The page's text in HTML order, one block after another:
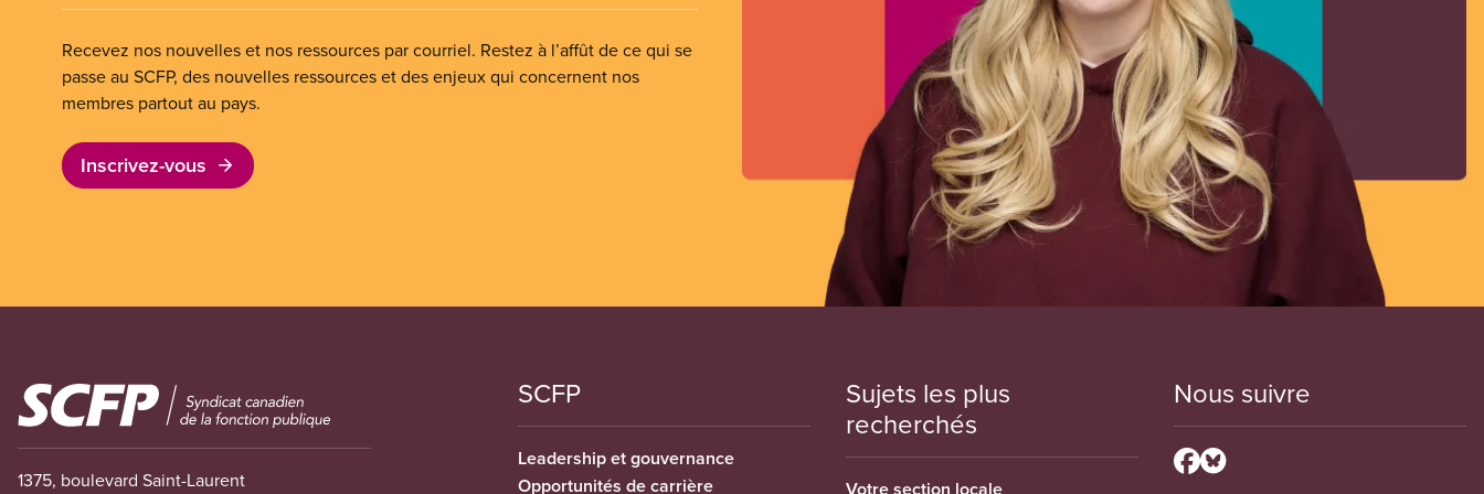
Recevez nos nouvelles et nos ressources par courriel. Restez à l’affût de ce qui se
passe au SCFP, des nouvelles ressources et des enjeux qui concernent nos
membres partout au pays.
Inscrivez-vous
Image
1375, boulevard Saint-Laurent
SCFP
Leadership et gouvernance
Opportunités de carrière
Sujets les plus
recherchés
Nous suivre